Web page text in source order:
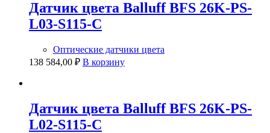
Датчик цвета Balluff BFS 26K-PS-
L03-S115-C
Оптические датчики цвета
138 584,00 ₽ В корзину
Датчик цвета Balluff BFS 26K-PS-
L02-S115-C